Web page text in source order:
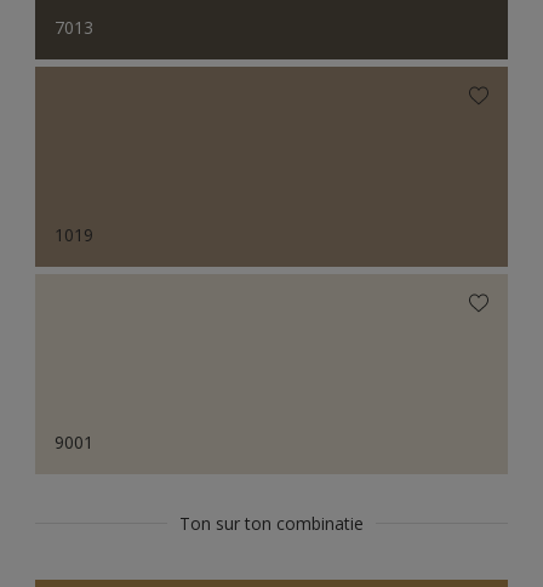
7013
1019
9001
Ton sur ton combinatie